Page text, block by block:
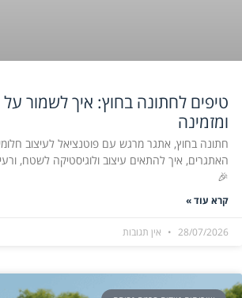
טיפים לחתונה בחוץ: איך לשמור על
ומזמינה
חתונה בחוץ, אתגר מרגש עם פוטנציאל לעיצוב
האתגרים, איך להתאים עיצוב ולוגיסטיקה לשטח,
🎉
קרא עוד »
28/07/2026 אין תגובות